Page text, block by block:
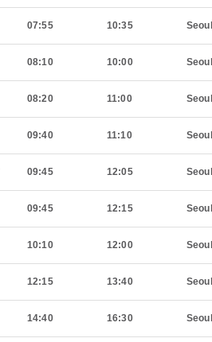
07:55 10:35 Seoul
08:10 10:00 Seoul
08:20 11:00 Seoul
09:40 11:10 Seoul
09:45 12:05 Seoul
09:45 12:15 Seoul
10:10 12:00 Seoul
12:15 13:40 Seoul
14:40 16:30 Seoul